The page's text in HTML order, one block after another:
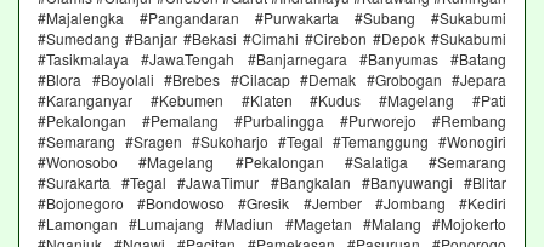
#Majalengka #Pangandaran #Purwakarta #Subang #Sukabumi
#Sumedang #Banjar #Bekasi #Cimahi #Cirebon #Depok #Sukabumi
#Tasikmalaya #JawaTengah #Banjarnegara #Banyumas #Batang
#Blora #Boyolali #Brebes #Cilacap #Demak #Grobogan #Jepara
#Karanganyar #Kebumen #Klaten #Kudus #Magelang #Pati
#Pekalongan #Pemalang #Purbalingga #Purworejo #Rembang
#Semarang #Sragen #Sukoharjo #Tegal #Temanggung #Wonogiri
#Wonosobo #Magelang #Pekalongan #Salatiga #Semarang
#Surakarta #Tegal #JawaTimur #Bangkalan #Banyuwangi #Blitar
#Bojonegoro #Bondowoso #Gresik #Jember #Jombang #Kediri
#Lamongan #Lumajang #Madiun #Magetan #Malang #Mojokerto